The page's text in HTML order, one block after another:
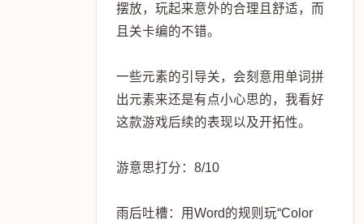
摆放，玩起来意外的合理且舒适，而
且关卡编的不错。
一些元素的引导关，会刻意用单词拼
出元素来还是有点小心思的，我看好
这款游戏后续的表现以及开拓性。
游意思打分：8/10
雨后吐槽：用Word的规则玩“Color